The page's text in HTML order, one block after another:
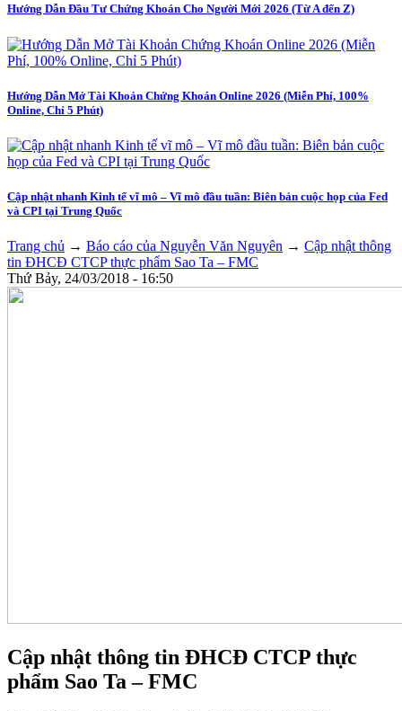
Hướng Dẫn Đầu Tư Chứng Khoán Cho Người Mới 2026 (Từ A đến Z)
Hướng Dẫn Mở Tài Khoản Chứng Khoán Online 2026 (Miễn Phí, 100%
Online, Chỉ 5 Phút)
Cập nhật nhanh Kinh tế vĩ mô – Vĩ mô đầu tuần: Biên bản cuộc họp của Fed
và CPI tại Trung Quốc
Trang chủ → Báo cáo của Nguyễn Văn Nguyên → Cập nhật thông
tin ĐHCĐ CTCP thực phẩm Sao Ta – FMC
Thứ Bảy, 24/03/2018 - 16:50
Cập nhật thông tin ĐHCĐ CTCP thực
phẩm Sao Ta – FMC